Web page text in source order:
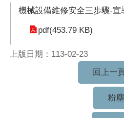
機械設備維修安全三步驟-宣
pdf(453.79 KB)
上版日期：113-02-23
回上一頁
粉